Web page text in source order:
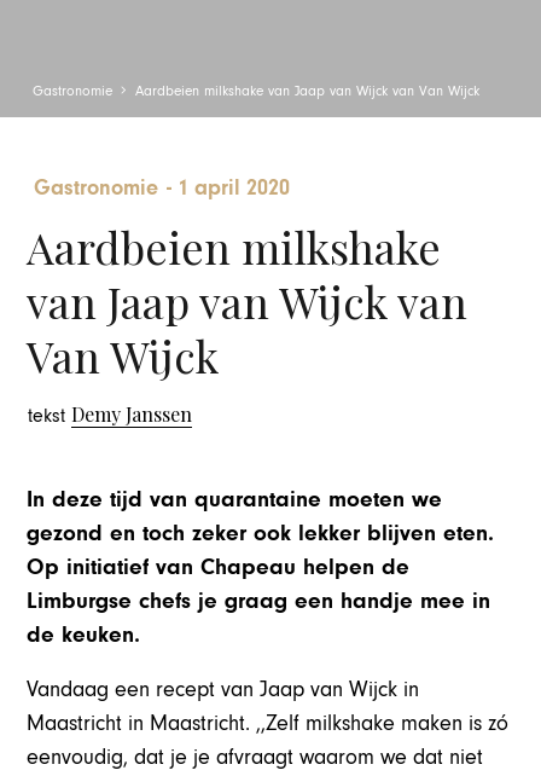
Gastronomie Aardbeien milkshake van Jaap van Wijck van Van Wijck
Gastronomie - 1 april 2020
Aardbeien milkshake
van Jaap van Wijck van
Van Wijck
tekstDemy Janssen
In deze tijd van quarantaine moeten we
gezond en toch zeker ook lekker blijven eten.
Op initiatief van Chapeau helpen de
Limburgse chefs je graag een handje mee in
de keuken.
Vandaag een recept van Jaap van Wijck in
Maastricht in Maastricht. ,,Zelf milkshake maken is zó
eenvoudig, dat je je afvraagt waarom we dat niet